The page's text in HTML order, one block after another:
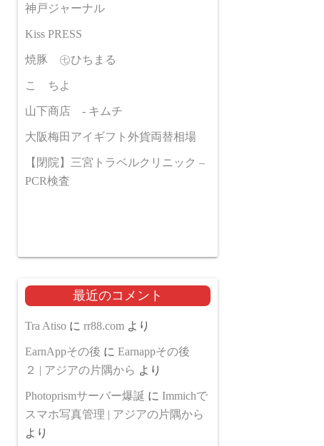
神戸ジャーナル
Kiss PRESS
焼豚 ㊆ひちまる
こゝちよ
山下商店 - キムチ
大阪梅田アイギフト外貨両替相場
【閉院】三宮トラベルクリニック –
PCR検査
最近のコメント
Tra Atiso に rr88.com より
EarnAppその後 に Earnappその後
２ | アジアの片隅から より
Photoprismサーバー爆誕 に Immichで
スマホ写真管理 | アジアの片隅から
より